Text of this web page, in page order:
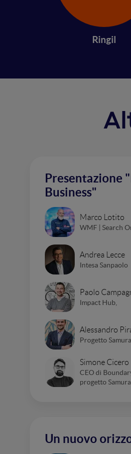
Ringil
Presentazione
Business"
Marco Lotito
WMF | Search
Andrea Lecce
Intesa Sanpaolo
Paolo
Impact Hub,
Alessandro
Progetto
Simone Cicero
CEO di
progetto
Un nuovo